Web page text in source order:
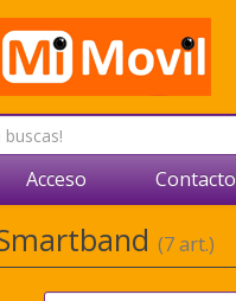
Acceso Contacto
(7 art.)